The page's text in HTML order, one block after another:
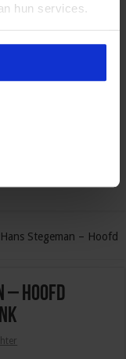
hun services.
Stegeman – Hoofd
– Hoofd